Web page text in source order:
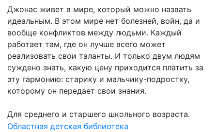
Джонас живет в мире, который можно назвать
идеальным. В этом мире нет болезней, войн, да и
вообще конфликтов между людьми. Каждый
работает там, где он лучше всего может
реализовать свои таланты. И только двум людям
суждено знать, какую цену приходится платить за
эту гармонию: старику и мальчику-подростку,
которому он передает свои знания.
Для среднего и старшего школьного возраста.
Областная детская библиотека